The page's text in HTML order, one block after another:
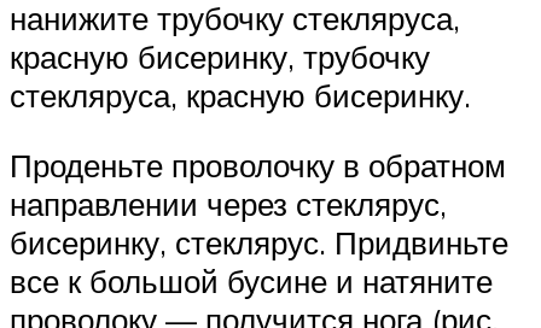
нанижите трубочку стекляруса,
красную бисеринку, трубочку
стекляруса, красную бисеринку.
Проденьте проволочку в обратном
направлении через стеклярус,
бисеринку, стеклярус. Придвиньте
все к большой бусине и натяните
проволоку — получится нога (рис.